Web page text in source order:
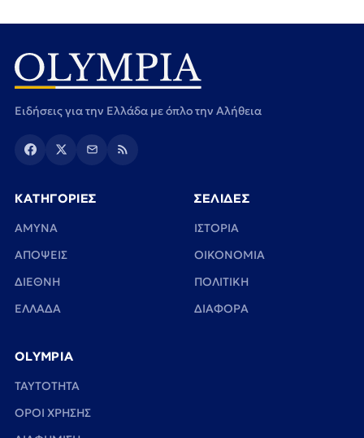
Ειδήσεις για την Ελλάδα με όπλο την Αλήθεια
ΚΑΤΗΓΟΡΙΕΣ
ΑΜΥΝΑ
ΑΠΟΨΕΙΣ
ΔΙΕΘΝΗ
ΕΛΛΑΔΑ
ΣΕΛΙΔΕΣ
ΙΣΤΟΡΙΑ
ΟΙΚΟΝΟΜΙΑ
ΠΟΛΙΤΙΚΗ
ΔΙΑΦΟΡΑ
OLYMPIA
TAYTOTHTA
ΟΡΟΙ ΧΡΗΣΗΣ